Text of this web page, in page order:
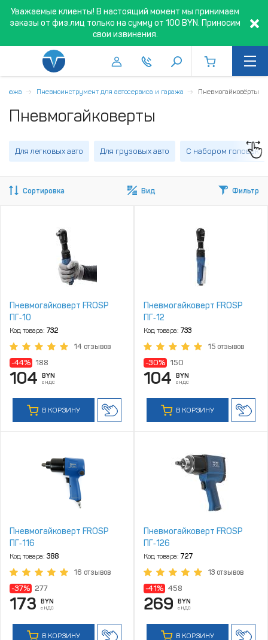
Уважаемые клиенты! В настоящий момент мы принимаем
заказы от физ.лиц только на сумму от 100 BYN. Приносим
свои извинения.
Пневмоинструмент для автосервиса и гаража Пневмогайковёрты
Пневмогайковерты
Для легковых авто Для грузовых авто С набором головок
Сортировка Вид Фильтр
Пневмогайковерт FROSP
ПГ‑10
Код товара: 732
14 отзывов
-44% 188
104 BYN
с НДС
В КОРЗИНУ
Пневмогайковерт FROSP
ПГ‑12
Код товара: 733
15 отзывов
-30% 150
104 BYN
с НДС
В КОРЗИНУ
Пневмогайковерт FROSP
ПГ‑116
Код товара: 388
16 отзывов
-37% 277
173 BYN
с НДС
В КОРЗИНУ
Пневмогайковерт FROSP
ПГ‑126
Код товара: 727
13 отзывов
-41% 458
269 BYN
с НДС
В КОРЗИНУ